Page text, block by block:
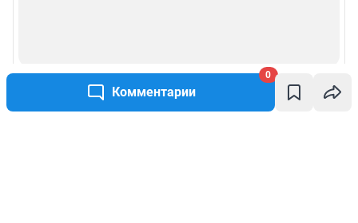
Комментарии
0